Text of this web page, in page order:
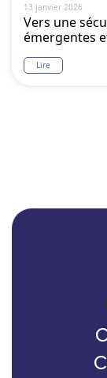
13 janvier 2026
Vers une
émergentes
Lire